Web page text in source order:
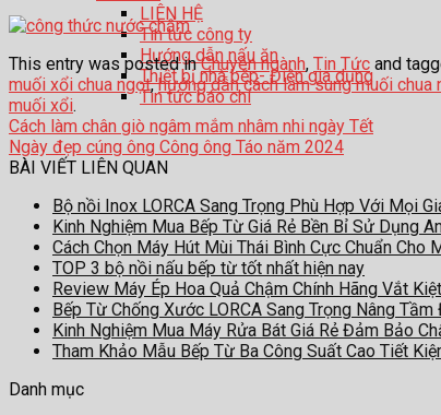
LIÊN HỆ
Tin tức công ty
Hướng dẫn nấu ăn
Thiết bị nhà bếp- Điện gia dụng
Tin tức báo chí
This entry was posted inChuyên ngành, Tin Tức and
muối xổi chua ngọt,hướng dẫn cách làm sung muối chua
muối xổi.
Cách làm chân giò ngâm mắm nhâm nhi ngày Tết
Ngày đẹp cúng ông Công ông Táo năm 2024
BÀI VIẾT LIÊN QUAN
Bộ nồi Inox LORCA Sang Trọng Phù Hợp Với Mọi
Kinh Nghiệm Mua Bếp Từ Giá Rẻ Bền Bỉ Sử Dụng
Cách Chọn Máy Hút Mùi Thái Bình Cực Chuẩn Cho
TOP 3 bộ nồi nấu bếp từ tốt nhất hiện nay
Review Máy Ép Hoa Quả Chậm Chính Hãng Vắt
Bếp Từ Chống Xước LORCA Sang Trọng Nâng Tầm
Kinh Nghiệm Mua Máy Rửa Bát Giá Rẻ Đảm Bảo
Tham Khảo Mẫu Bếp Từ Ba Công Suất Cao Tiết
Danh mục